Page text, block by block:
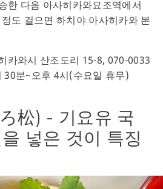
한 다음 아사히카와요조역에서
도 걸으면 하치야 아사히카와 본
카와시 산조도리 15-8, 070-0033
30분~오후 4시(수요일 휴무)
松) - 기요유 국
넣은 것이 특징